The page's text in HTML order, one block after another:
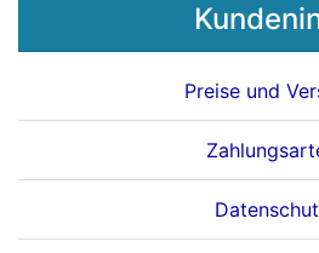
Preise und